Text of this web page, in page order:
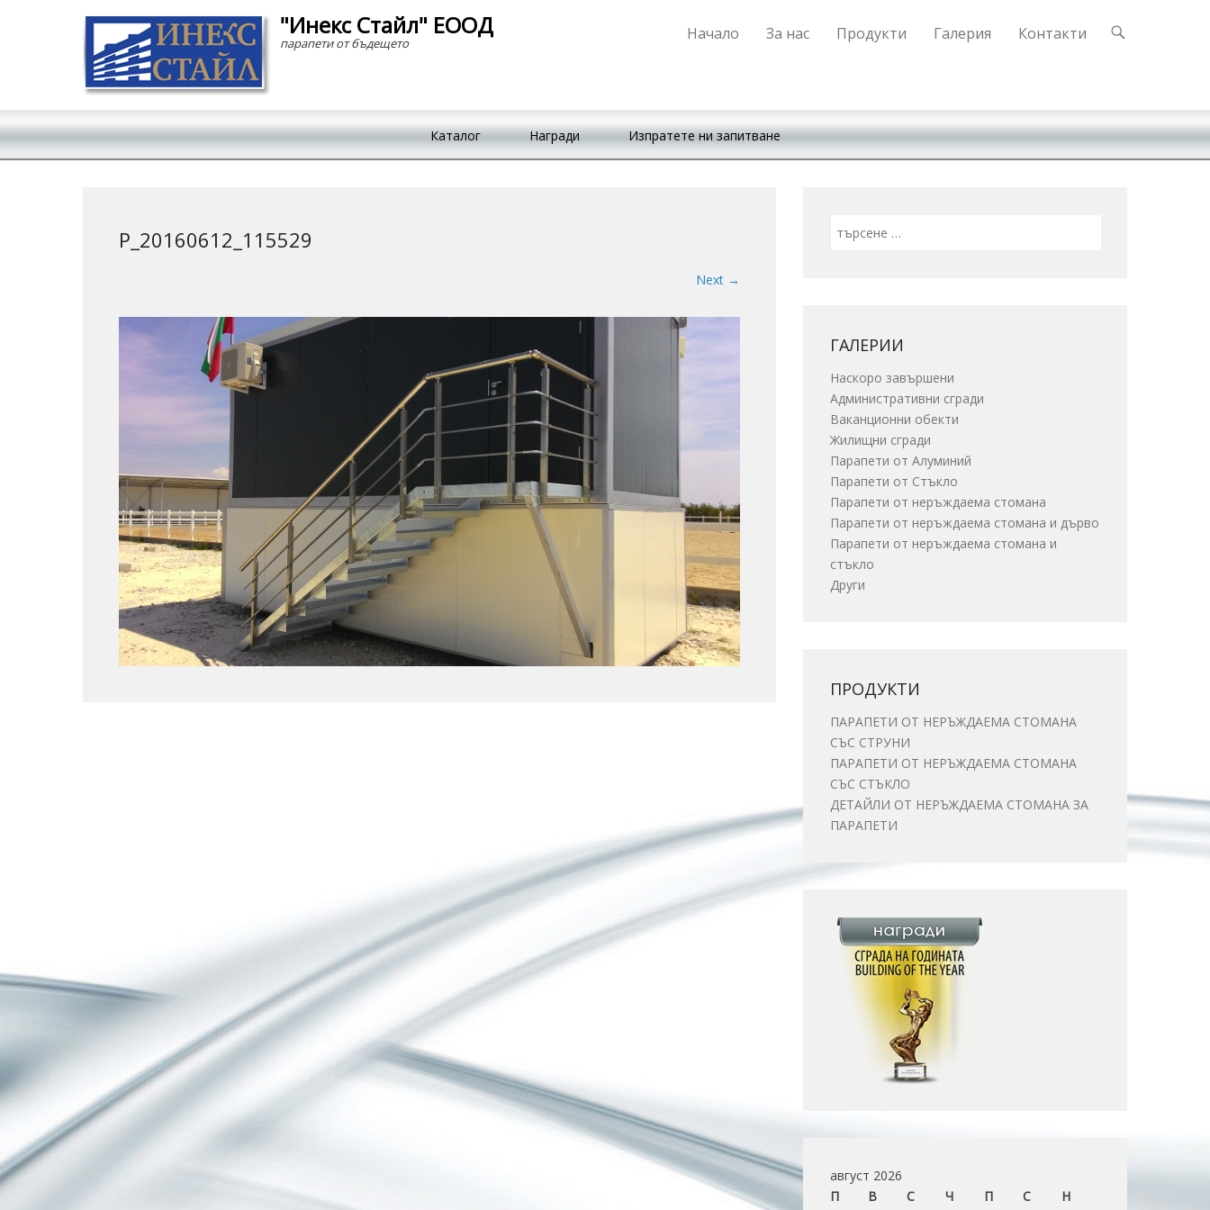
"Инекс Стайл" ЕООД
парапети от бъдещето
Primary Menu
Skip to content
Начало За нас Продукти Галерия Контакти
Каталог
Награди Изпратете ни запитване
P_20160612_115529
Next →
ГАЛЕРИИ
Наскоро завършени
Административни сгради
Ваканционни обекти
Жилищни сгради
Парапети от Алуминий
Парапети от Стъкло
Парапети от неръждаема стомана
Парапети от неръждаема стомана и дърво
Парапети от неръждаема стомана и
стъкло
Други
ПРОДУКТИ
ПАРАПЕТИ ОТ НЕРЪЖДАЕМА СТОМАНА
СЪС СТРУНИ
ПАРАПЕТИ ОТ НЕРЪЖДАЕМА СТОМАНА
СЪС СТЪКЛО
ДЕТАЙЛИ ОТ НЕРЪЖДАЕМА СТОМАНА ЗА
ПАРАПЕТИ
август 2026
П
В С Ч П С
Н